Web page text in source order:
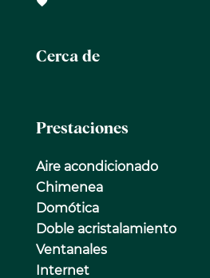
Cerca de
Prestaciones
Aire acondicionado
Chimenea
Domótica
Doble acristalamiento
Ventanales
Internet